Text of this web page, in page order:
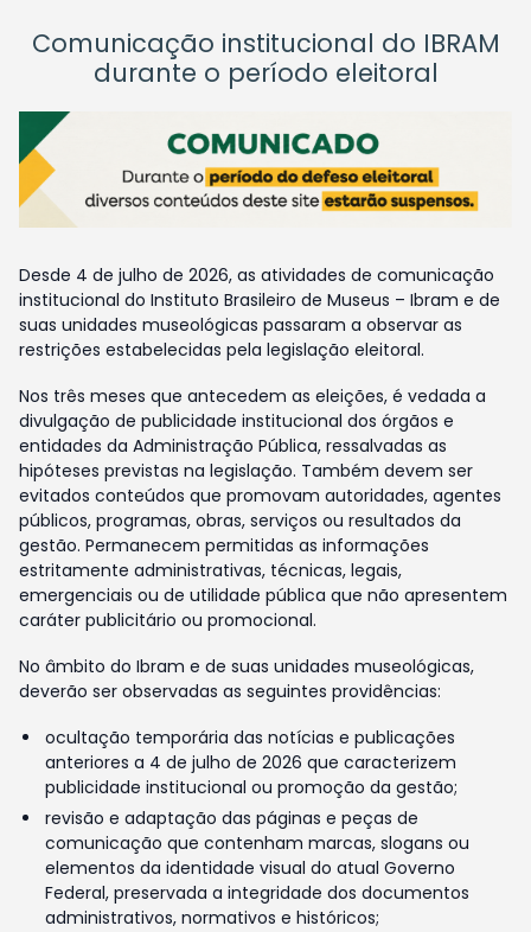
Comunicação institucional do IBRAM
durante o período eleitoral
Desde 4 de julho de 2026, as atividades de comunicação
institucional do Instituto Brasileiro de Museus – Ibram e de
suas unidades museológicas passaram a observar as
restrições estabelecidas pela legislação eleitoral.
Nos três meses que antecedem as eleições, é vedada a
divulgação de publicidade institucional dos órgãos e
entidades da Administração Pública, ressalvadas as
hipóteses previstas na legislação. Também devem ser
evitados conteúdos que promovam autoridades, agentes
públicos, programas, obras, serviços ou resultados da
gestão. Permanecem permitidas as informações
estritamente administrativas, técnicas, legais,
emergenciais ou de utilidade pública que não apresentem
caráter publicitário ou promocional.
No âmbito do Ibram e de suas unidades museológicas,
deverão ser observadas as seguintes providências:
ocultação temporária das notícias e publicações
anteriores a 4 de julho de 2026 que caracterizem
publicidade institucional ou promoção da gestão;
revisão e adaptação das páginas e peças de
comunicação que contenham marcas, slogans ou
elementos da identidade visual do atual Governo
Federal, preservada a integridade dos documentos
administrativos, normativos e históricos;